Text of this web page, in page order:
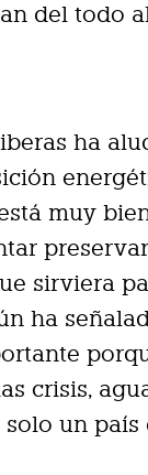
del todo
ha
muy
sirviera
ha
crisis,
un país